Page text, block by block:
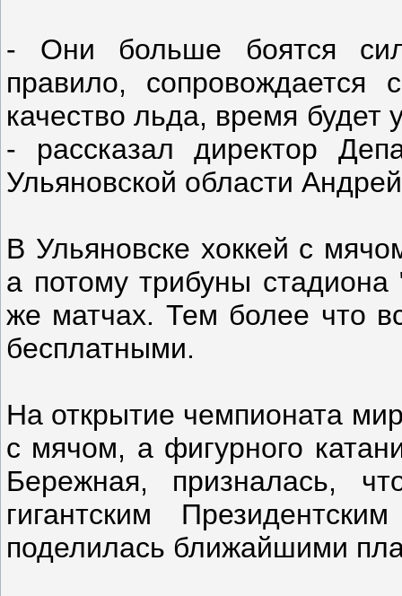
- Они больше боятся
правило, сопровождается
качество льда, время будет
- рассказал директор
Ульяновской области
В Ульяновске хоккей с
а потому трибуны
же матчах. Тем более что
бесплатными.
На открытие чемпионата
с мячом, а фигурного
Бережная, призналась,
гигантским
поделилась ближайшими